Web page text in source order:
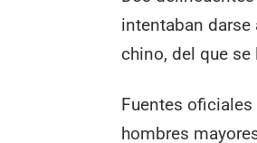
intentaban darse
chino, del que
Fuentes
hombres